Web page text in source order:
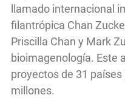
llamado internacional
filantrópica Chan
Priscilla Chan y Mark
bioimagenología. Este
proyectos de 31
millones.